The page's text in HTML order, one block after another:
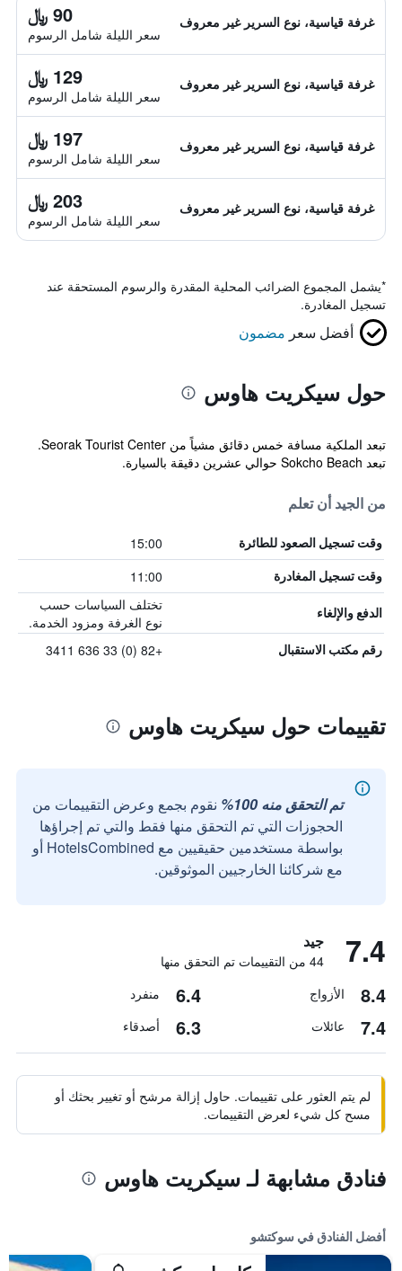
غرفة قياسية، نوع السرير غير معروف 90 ﷼
سعر الليلة شامل الرسوم
غرفة قياسية، نوع السرير غير معروف 129 ﷼
سعر الليلة شامل الرسوم
غرفة قياسية، نوع السرير غير معروف 197 ﷼
سعر الليلة شامل الرسوم
غرفة قياسية، نوع السرير غير معروف 203 ﷼
سعر الليلة شامل الرسوم
*يشمل المجموع الضرائب المحلية المقدرة والرسوم المستحقة عند
تسجيل المغادرة.
أفضل سعر مضمون
حول سيكريت هاوس
تبعد الملكية مسافة خمس دقائق مشياً من Seorak Tourist Center.
تبعد Sokcho Beach حوالي عشرين دقيقة بالسيارة.
من الجيد أن تعلم
وقت تسجيل الصعود للطائرة 15:00
وقت تسجيل المغادرة 11:00
الدفع والإلغاء
تختلف السياسات حسب
نوع الغرفة ومزود الخدمة.
رقم مكتب الاستقبال +82 (0) 33 636 3411
تقييمات حول سيكريت هاوس
تم التحقق منه 100%
نقوم بجمع وعرض التقييمات من
الحجوزات التي تم التحقق منها فقط والتي تم إجراؤها
بواسطة مستخدمين حقيقيين مع HotelsCombined أو
مع شركائنا الخارجيين الموثوقين.
7.4 جيد
44 من التقييمات تم التحقق منها
8.4 الأزواج 6.4 منفرد
7.4 عائلات 6.3 أصدقاء
لم يتم العثور على تقييمات. حاول إزالة مرشح أو تغيير بحثك أو
مسح كل شيء لعرض التقييمات.
فنادق مشابهة لـ سيكريت هاوس
أفضل الفنادق في سوكتشو